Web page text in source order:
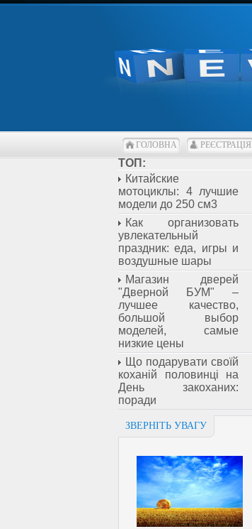
ГОЛОВНА РЕЄСТРАЦІЯ
ТОП:
Китайские
мотоциклы: 4 лучшие
модели до 250 см3
Как организовать
увлекательный
праздник: еда, игры и
воздушные шары
Магазин дверей
"Дверной БУМ" –
лучшее качество,
большой выбор
моделей, самые
низкие цены
Що подарувати своїй
коханій половинці на
День закоханих:
поради
ЗВЕРНІТЬ УВАГУ